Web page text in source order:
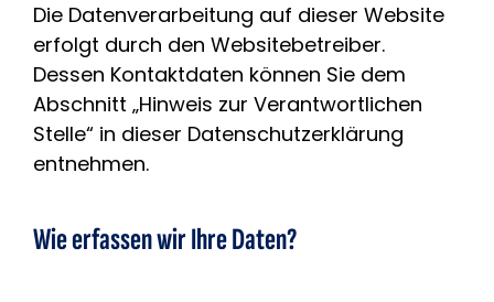
Die Datenverarbeitung auf dieser Website
erfolgt durch den Websitebetreiber.
Dessen Kontaktdaten können Sie dem
Abschnitt „Hinweis zur Verantwortlichen
Stelle“ in dieser Datenschutzerklärung
entnehmen.
Wie erfassen wir Ihre Daten?